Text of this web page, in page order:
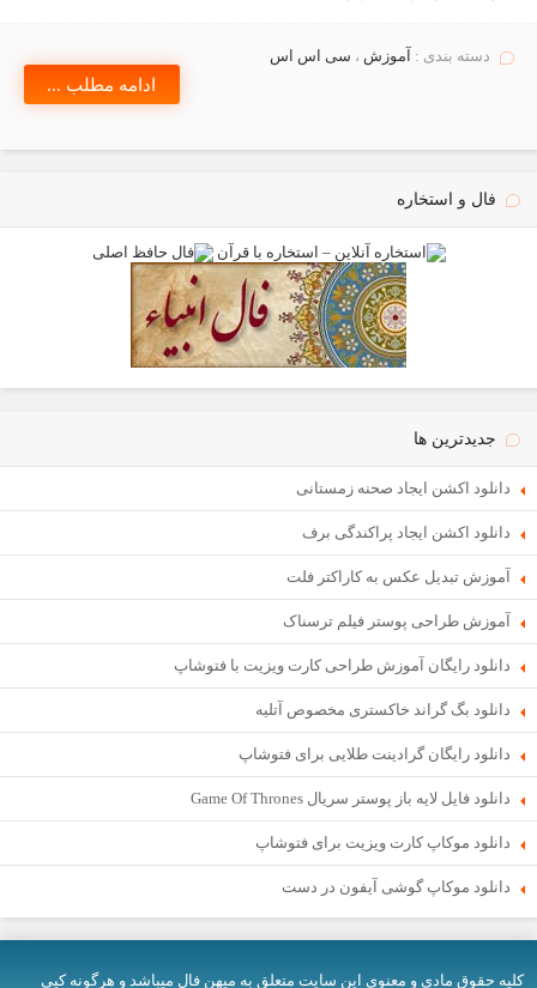
دسته بندی : آموزش ، سی اس اس
ادامه مطلب ...
فال و استخاره
جدیدترین ها
دانلود اکشن ایجاد صحنه زمستانی
دانلود اکشن ایجاد پراکندگی برف
آموزش تبدیل عکس به کاراکتر فلت
آموزش طراحی پوستر فیلم ترسناک
دانلود رایگان آموزش طراحی کارت ویزیت با فتوشاپ
دانلود بگ گراند خاکستری مخصوص آتلیه
دانلود رایگان گرادینت طلایی برای فتوشاپ
دانلود فایل لایه باز پوستر سریال Game Of Thrones
دانلود موکاپ کارت ویزیت برای فتوشاپ
دانلود موکاپ گوشی آیفون در دست
کلیه حقوق مادی و معنوی اين سایت متعلق به میهن فال میباشد و هرگونه کپی